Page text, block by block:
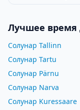
Лучшее время
Солунар Tallinn
Солунар Tartu
Солунар Pärnu
Солунар Narva
Солунар Kuressaare